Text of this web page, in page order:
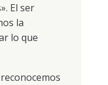
El ser
la
lo que